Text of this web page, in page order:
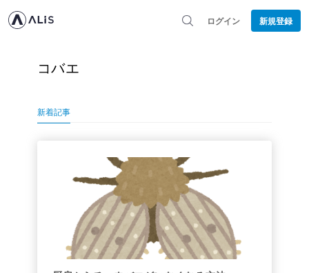
ログイン 新規登録
コバエ
新着記事